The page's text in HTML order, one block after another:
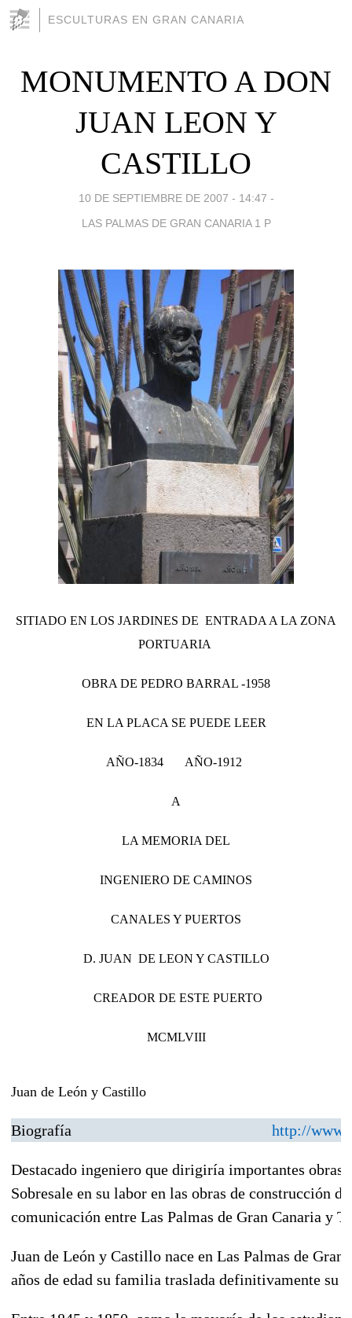
ESCULTURAS EN GRAN CANARIA
MONUMENTO A DON
JUAN LEON Y
CASTILLO
10 DE SEPTIEMBRE DE 2007 - 14:47 -
LAS PALMAS DE GRAN CANARIA 1 P
SITIADO EN LOS JARDINES DE ENTRADA A LA ZONA
PORTUARIA
OBRA DE PEDRO BARRAL -1958
EN LA PLACA SE PUEDE LEER
AÑO-1834 AÑO-1912
A
LA MEMORIA DEL
INGENIERO DE CAMINOS
CANALES Y PUERTOS
D. JUAN DE LEON Y CASTILLO
CREADOR DE ESTE PUERTO
MCMLVIII
Juan de León y Castillo
Biografía http://
Destacado ingeniero que dirigiría importantes obras
Sobresale en su labor en las obras de construcción
comunicación entre Las Palmas de Gran Canaria y
Juan de León y Castillo nace en Las Palmas de
años de edad su familia traslada definitivamente su